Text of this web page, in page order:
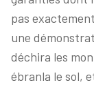
pas
une
déchira les
ébranla le sol,